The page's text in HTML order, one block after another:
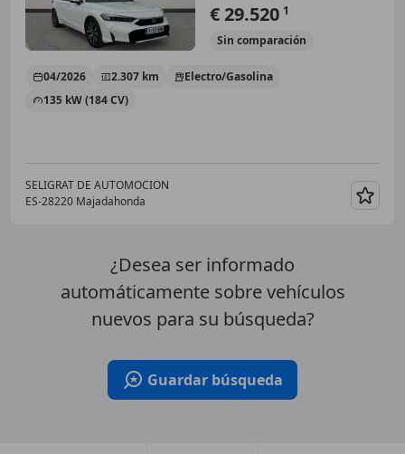
€ 29.520 1
Sin comparación
04/2026 2.307 km
Electro/Gasolina
135 kW (184 CV)
SELIGRAT DE AUTOMOCION
ES-28220 Majadahonda
¿Desea ser informado
automáticamente sobre vehículos
nuevos para su búsqueda?
Guardar búsqueda